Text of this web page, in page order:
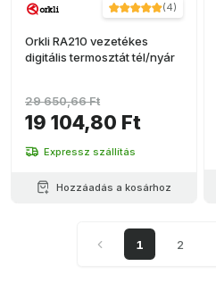
(4)
Orkli RA210 vezetékes
digitális termosztát tél/nyár
19 104,80 Ft
29 650,66 Ft
Expressz szállítás
Hozzáadás a kosárhoz
1 2